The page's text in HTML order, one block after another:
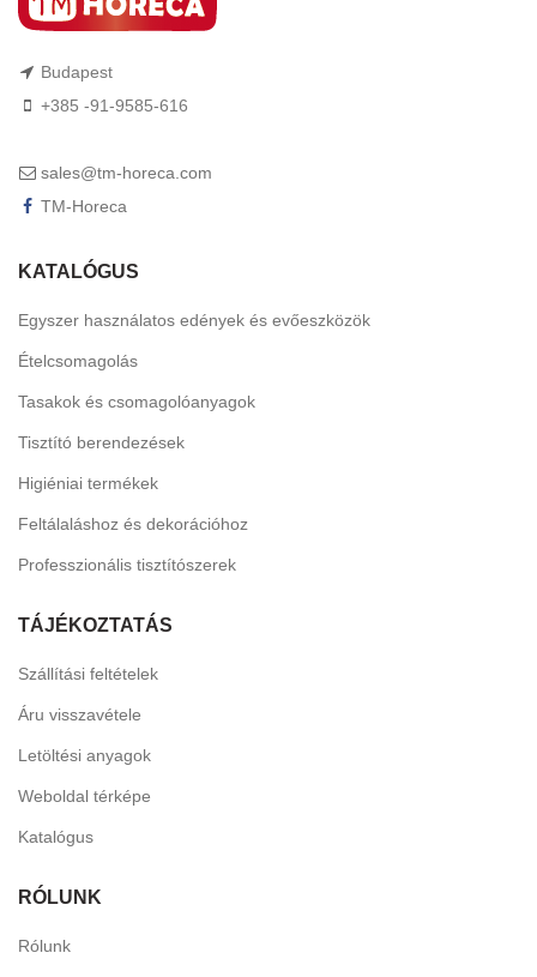
Budapest
+385 -91-9585-616
sales@tm-horeca.com
TM-Horeca
KATALÓGUS
Egyszer használatos edények és evőeszközök
Ételcsomagolás
Tasakok és csomagolóanyagok
Tisztító berendezések
Higiéniai termékek
Feltálaláshoz és dekorációhoz
Professzionális tisztítószerek
TÁJÉKOZTATÁS
Szállítási feltételek
Áru visszavétele
Letöltési anyagok
Weboldal térképe
Katalógus
RÓLUNK
Rólunk